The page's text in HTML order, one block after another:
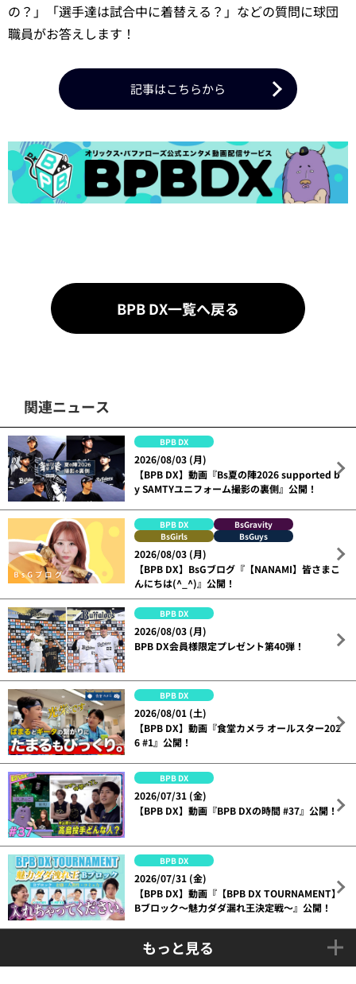
の？」「選手達は試合中に着替える？」などの質問に球団
職員がお答えします！
記事はこちらから
BPB DX一覧へ戻る
関連ニュース
BPB DX
2026/08/03 (月)
【BPB DX】動画『Bs夏の陣2026 supported b
y SAMTYユニフォーム撮影の裏側』公開！
BPB DX
BsGravity
BsGirls
BsGuys
2026/08/03 (月)
【BPB DX】BsGブログ『【NANAMI】皆さまこ
んにちは(^_^)』公開！
BPB DX
2026/08/03 (月)
BPB DX会員様限定プレゼント第40弾！
BPB DX
2026/08/01 (土)
【BPB DX】動画『食堂カメラ オールスター202
6 #1』公開！
BPB DX
2026/07/31 (金)
【BPB DX】動画『BPB DXの時間 #37』公開！
BPB DX
2026/07/31 (金)
【BPB DX】動画『【BPB DX TOURNAMENT】
Bブロック～魅力ダダ漏れ王決定戦～』公開！
もっと見る